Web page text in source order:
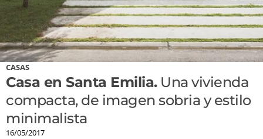
CASAS
Casa en Santa Emilia.Una vivienda
compacta, de imagen sobria y estilo
minimalista
16/05/2017